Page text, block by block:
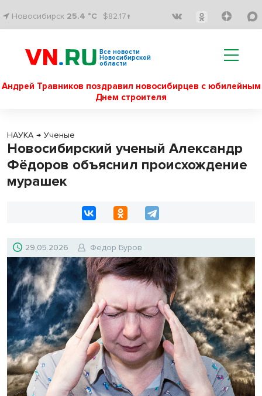
Новосибирск 25.4 °C $82.17↑
Все новости
Новосибирской
области
Андрей Травников поздравил новосибирцев с юбилейным
Днем строителя
НАУКА → Ученые
Новосибирский ученый Александр
Фёдоров объяснил происхождение
мурашек
29.05.2026 Федор Буров